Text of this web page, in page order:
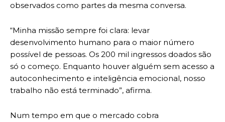
observados como partes da mesma conversa.
“Minha missão sempre foi clara: levar
desenvolvimento humano para o maior número
possível de pessoas. Os 200 mil ingressos doados são
só o começo. Enquanto houver alguém sem acesso a
autoconhecimento e inteligência emocional, nosso
trabalho não está terminado”, afirma.
Num tempo em que o mercado cobra